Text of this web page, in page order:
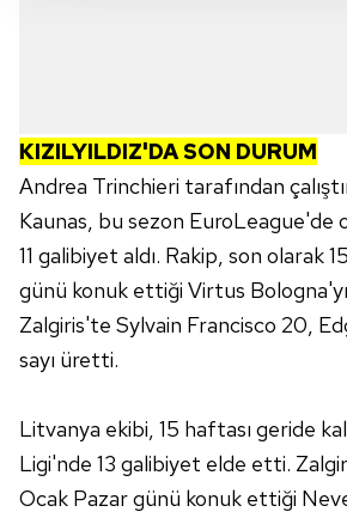
kullanılmaktadır. Bu çerezler
verileriniz işlenmekte olup gerekli olan
toplumu hizmetlerinin sunulması
kullanılmaktadır. Diğer çerezler,
kılınması ve kişiselleştirilmesi ve
reklam/pazarlama faaliyetlerinin
sınırlı olarak açık rızanız dahilinde
vasıtasıyla belirleyebilirsiniz.
için Ayarlar butonuna tıklayabilir,
Metnimiziziyaret edebilirsiniz.
KIZILYILDIZ'DA SON DURUM
Andrea Trinchieri tarafından
Kaunas, bu sezon EuroLeague'de
11 galibiyet aldı. Rakip, son olarak
günü konuk ettiği Virtus
Zalgiris'te Sylvain Francisco 20,
sayı üretti.
Litvanya ekibi, 15 haftası geride
Ligi'nde 13 galibiyet elde etti.
Ocak Pazar günü konuk ettiği